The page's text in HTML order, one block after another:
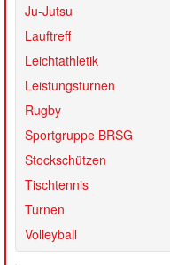
VORSTAND
TERMINE
SATZUNG
Ju-Jutsu
Lauftreff
Leichtathletik
Leistungsturnen
Rugby
Sportgruppe BRSG
Stockschützen
Tischtennis
Turnen
Volleyball